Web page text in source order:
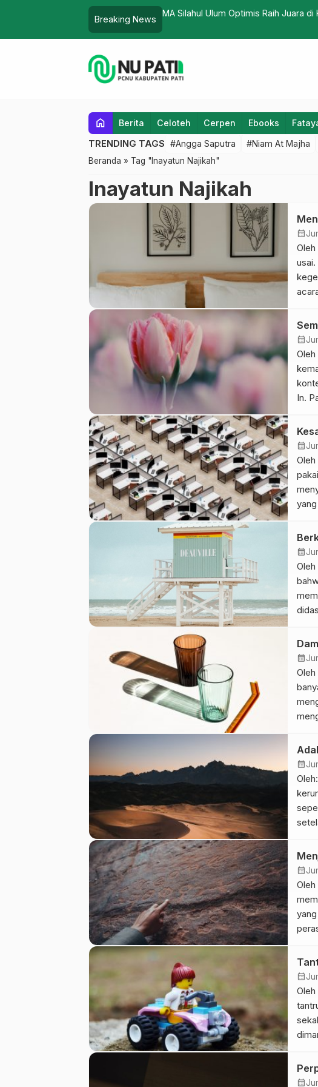
Breaking News
MA Silahul Ulum Optimis Raih Juara
home Berita Celoteh Cerpen Ebooks
TRENDING TAGS #Angga Saputra #Niam At Majha
Beranda » Tag "Inayatun Najikah"
Inayatun Najikah
calendar_month
Oleh
calendar_month
Oleh
In.
calendar_month
calendar_month
Oleh
calendar_month
Oleh
calendar_month
dari
calendar_month
Oleh
calendar_month
Oleh
calendar_month